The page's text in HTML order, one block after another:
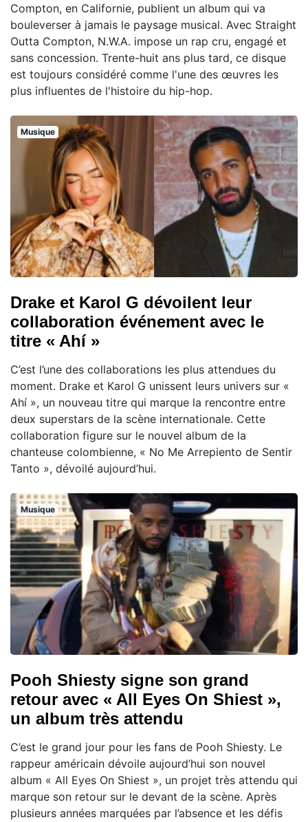
Compton, en Californie, publient un album qui va
bouleverser à jamais le paysage musical. Avec Straight
Outta Compton, N.W.A. impose un rap cru, engagé et
sans concession. Trente-huit ans plus tard, ce disque
est toujours considéré comme l'une des œuvres les
plus influentes de l'histoire du hip-hop.
Musique
Drake et Karol G dévoilent leur
collaboration événement avec le
titre « Ahí »
C’est l’une des collaborations les plus attendues du
moment. Drake et Karol G unissent leurs univers sur «
Ahí », un nouveau titre qui marque la rencontre entre
deux superstars de la scène internationale. Cette
collaboration figure sur le nouvel album de la
chanteuse colombienne, « No Me Arrepiento de Sentir
Tanto », dévoilé aujourd’hui.
Musique
Pooh Shiesty signe son grand
retour avec « All Eyes On Shiest »,
un album très attendu
C’est le grand jour pour les fans de Pooh Shiesty. Le
rappeur américain dévoile aujourd’hui son nouvel
album « All Eyes On Shiest », un projet très attendu qui
marque son retour sur le devant de la scène. Après
plusieurs années marquées par l’absence et les défis